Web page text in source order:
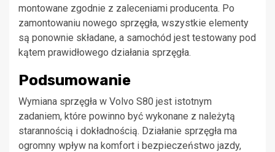
montowane zgodnie z zaleceniami producenta. Po
zamontowaniu nowego sprzęgła, wszystkie elementy
są ponownie składane, a samochód jest testowany pod
kątem prawidłowego działania sprzęgła.
Podsumowanie
Wymiana sprzęgła w Volvo S80 jest istotnym
zadaniem, które powinno być wykonane z należytą
starannością i dokładnością. Działanie sprzęgła ma
ogromny wpływ na komfort i bezpieczeństwo jazdy,